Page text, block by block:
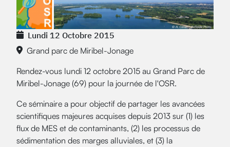
Lundi 12 Octobre 2015
Grand parc de Miribel-Jonage
Rendez-vous lundi 12 octobre 2015 au Grand Parc de
Miribel-Jonage (69) pour la journée de l'OSR.
Ce séminaire a pour objectif de partager les avancées
scientifiques majeures acquises depuis 2013 sur (1) les
flux de MES et de contaminants, (2) les processus de
sédimentation des marges alluviales, et (3) la